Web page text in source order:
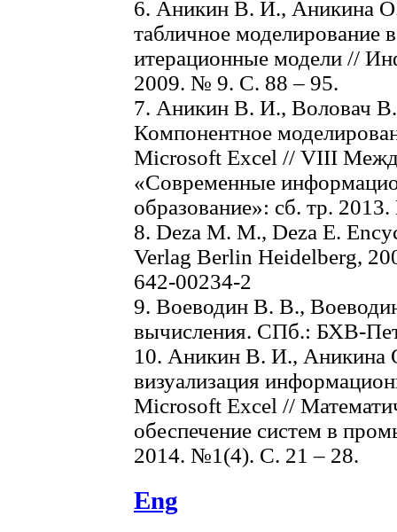
6. Аникин В. И., Аникина
табличное моделирование
итерационные модели //
2009. № 9. C. 88 – 95.
7. Аникин В. И., Воловач
Компонентное
Microsoft Excel // VIII
«Современные
образование»: сб. тр.
8. Deza M. M., Deza E.
Verlag Berlin Heidelberg,
642-00234-2
9. Воеводин В. В.,
вычисления. СПб.: БХВ-
10. Аникин В. И., Аникина
визуализация
Microsoft Excel //
обеспечение систем в
2014. №1(4). С. 21 – 28.
Eng